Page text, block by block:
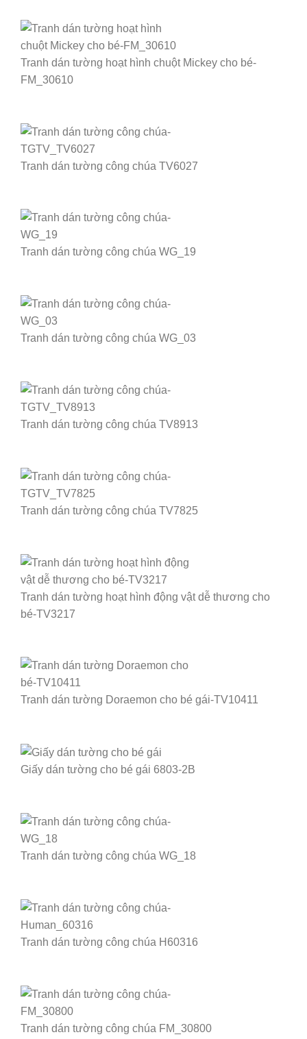
Tranh dán tường hoạt hình chuột Mickey cho bé-
FM_30610
Tranh dán tường công chúa TV6027
Tranh dán tường công chúa WG_19
Tranh dán tường công chúa WG_03
Tranh dán tường công chúa TV8913
Tranh dán tường công chúa TV7825
Tranh dán tường hoạt hình động vật dễ thương cho
bé-TV3217
Tranh dán tường Doraemon cho bé gái-TV10411
Giấy dán tường cho bé gái 6803-2B
Tranh dán tường công chúa WG_18
Tranh dán tường công chúa H60316
Tranh dán tường công chúa FM_30800